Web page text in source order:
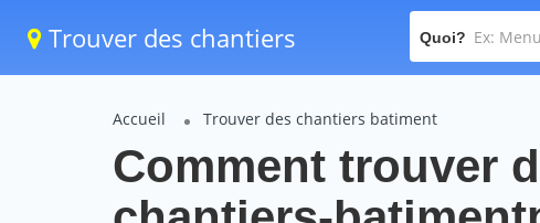
Trouver des chantiers Quoi?
Accueil Trouver des chantiers batiment
Comment trouver